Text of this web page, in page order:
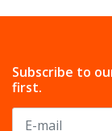
Subscribe to
first.